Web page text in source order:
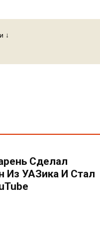
↓
Сделал
Из УАЗика И Стал